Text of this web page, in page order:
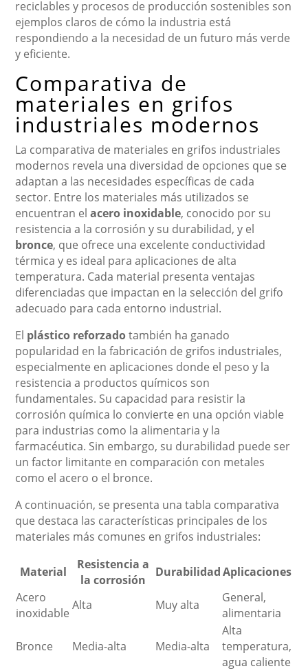
reciclables y procesos de producción sostenibles son
ejemplos claros de cómo la industria está
respondiendo a la necesidad de un futuro más verde
y eficiente.
Comparativa de
materiales en grifos
industriales modernos
La comparativa de materiales en grifos industriales
modernos revela una diversidad de opciones que se
adaptan a las necesidades específicas de cada
sector. Entre los materiales más utilizados se
encuentran elacero inoxidable, conocido por su
resistencia a la corrosión y su durabilidad, y el
bronce, que ofrece una excelente conductividad
térmica y es ideal para aplicaciones de alta
temperatura. Cada material presenta ventajas
diferenciadas que impactan en la selección del grifo
adecuado para cada entorno industrial.
El plástico reforzadotambién ha ganado
popularidad en la fabricación de grifos industriales,
especialmente en aplicaciones donde el peso y la
resistencia a productos químicos son
fundamentales. Su capacidad para resistir la
corrosión química lo convierte en una opción viable
para industrias como la alimentaria y la
farmacéutica. Sin embargo, su durabilidad puede ser
un factor limitante en comparación con metales
como el acero o el bronce.
A continuación, se presenta una tabla comparativa
que destaca las características principales de los
materiales más comunes en grifos industriales:
Material
Resistencia a
la corrosión
DurabilidadAplicaciones
Acero
inoxidable
Alta Muy alta
General,
alimentaria
Bronce Media-alta Media-alta
Alta
temperatura,
agua caliente